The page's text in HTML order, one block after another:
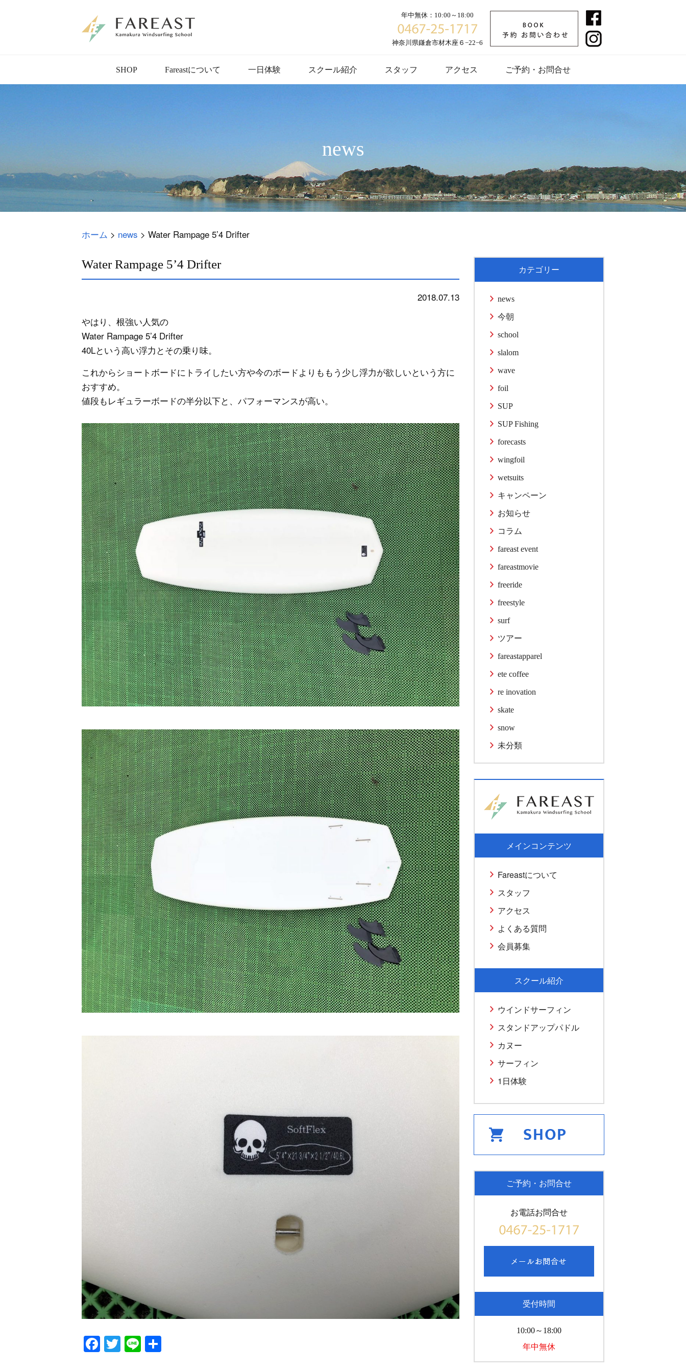
年中無休：10:00～18:00
神奈川県鎌倉市材木座６−22−6
SHOP Fareastについて 一日体験 スクール紹介 スタッフ アクセス ご予約・お問合せ
news
ホーム > news > Water Rampage 5’4 Drifter
Water Rampage 5’4 Drifter
2018.07.13
やはり、根強い人気の
Water Rampage 5’4 Drifter
40Lという高い浮力とその乗り味。
これからショートボードにトライしたい方や今のボードよりももう少し浮力が欲しいという方に
おすすめ。
値段もレギュラーボードの半分以下と、パフォーマンスが高い。
Facebook
Twitter
Line
カテゴリー
news
今朝
school
slalom
wave
foil
SUP
SUP Fishing
forecasts
wingfoil
wetsuits
キャンペーン
お知らせ
コラム
fareast event
fareastmovie
freeride
freestyle
surf
ツアー
fareastapparel
ete coffee
re inovation
skate
snow
未分類
メインコンテンツ
Fareastについて
スタッフ
アクセス
よくある質問
会員募集
スクール紹介
ウインドサーフィン
スタンドアップパドル
カヌー
サーフィン
1日体験
ご予約・お問合せ
お電話お問合せ
受付時間
10:00～18:00
年中無休